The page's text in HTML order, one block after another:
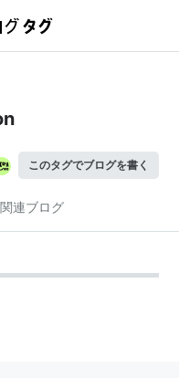
このタグでブログを書く
関連ブログ